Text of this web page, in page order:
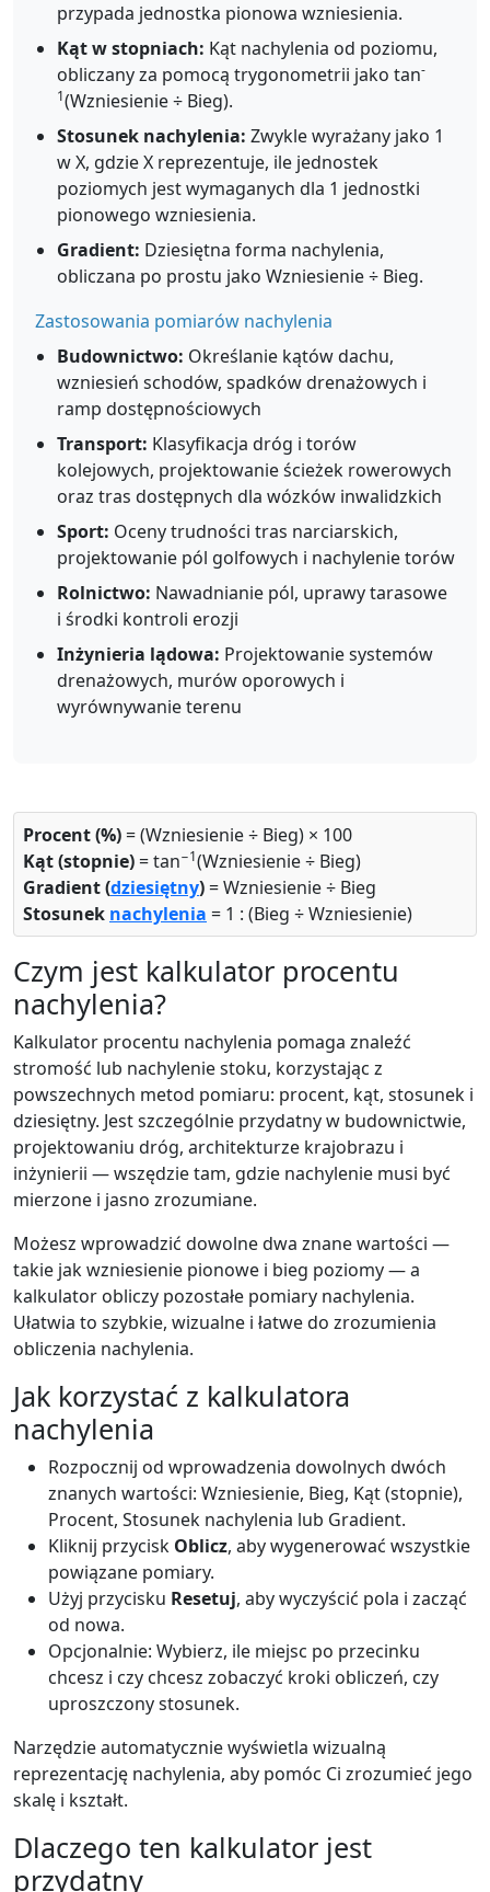
przypada jednostka pionowa wzniesienia.
Kąt w stopniach: Kąt nachylenia od poziomu,
obliczany za pomocą trygonometrii jako tan-
1(Wzniesienie ÷ Bieg).
Stosunek nachylenia: Zwykle wyrażany jako 1
w X, gdzie X reprezentuje, ile jednostek
poziomych jest wymaganych dla 1 jednostki
pionowego wzniesienia.
Gradient: Dziesiętna forma nachylenia,
obliczana po prostu jako Wzniesienie ÷ Bieg.
Zastosowania pomiarów nachylenia
Budownictwo: Określanie kątów dachu,
wzniesień schodów, spadków drenażowych i
ramp dostępnościowych
Transport: Klasyfikacja dróg i torów
kolejowych, projektowanie ścieżek rowerowych
oraz tras dostępnych dla wózków inwalidzkich
Sport: Oceny trudności tras narciarskich,
projektowanie pól golfowych i nachylenie torów
Rolnictwo: Nawadnianie pól, uprawy tarasowe
i środki kontroli erozji
Inżynieria lądowa: Projektowanie systemów
drenażowych, murów oporowych i
wyrównywanie terenu
Procent (%)= (Wzniesienie ÷ Bieg) × 100
Kąt (stopnie)= tan−1(Wzniesienie ÷ Bieg)
Gradient (dziesiętny)= Wzniesienie ÷ Bieg
Stosunek nachylenia = 1 : (Bieg ÷ Wzniesienie)
Czym jest kalkulator procentu
nachylenia?
Kalkulator procentu nachylenia pomaga znaleźć
stromość lub nachylenie stoku, korzystając z
powszechnych metod pomiaru: procent, kąt, stosunek i
dziesiętny. Jest szczególnie przydatny w budownictwie,
projektowaniu dróg, architekturze krajobrazu i
inżynierii — wszędzie tam, gdzie nachylenie musi być
mierzone i jasno zrozumiane.
Możesz wprowadzić dowolne dwa znane wartości —
takie jak wzniesienie pionowe i bieg poziomy — a
kalkulator obliczy pozostałe pomiary nachylenia.
Ułatwia to szybkie, wizualne i łatwe do zrozumienia
obliczenia nachylenia.
Jak korzystać z kalkulatora
nachylenia
Rozpocznij od wprowadzenia dowolnych dwóch
znanych wartości: Wzniesienie, Bieg, Kąt (stopnie),
Procent, Stosunek nachylenia lub Gradient.
Kliknij przycisk Oblicz, aby wygenerować wszystkie
powiązane pomiary.
Użyj przycisku Resetuj, aby wyczyścić pola i zacząć
od nowa.
Opcjonalnie: Wybierz, ile miejsc po przecinku
chcesz i czy chcesz zobaczyć kroki obliczeń, czy
uproszczony stosunek.
Narzędzie automatycznie wyświetla wizualną
reprezentację nachylenia, aby pomóc Ci zrozumieć jego
skalę i kształt.
Dlaczego ten kalkulator jest
przydatny